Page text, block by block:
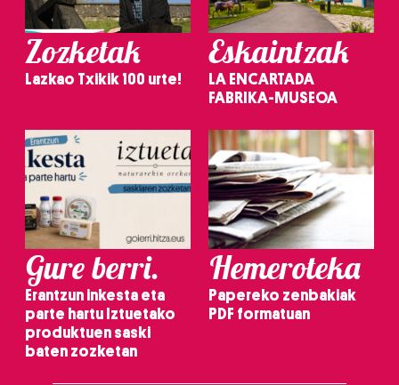
Zozketak
Lazkao Txikik 100 urte!
Eskaintzak
LA ENCARTADA
FABRIKA-MUSEOA
Gure berri.
Erantzun inkesta eta
parte hartu Iztuetako
produktuen saski
baten zozketan
Hemeroteka
Papereko zenbakiak
PDF formatuan